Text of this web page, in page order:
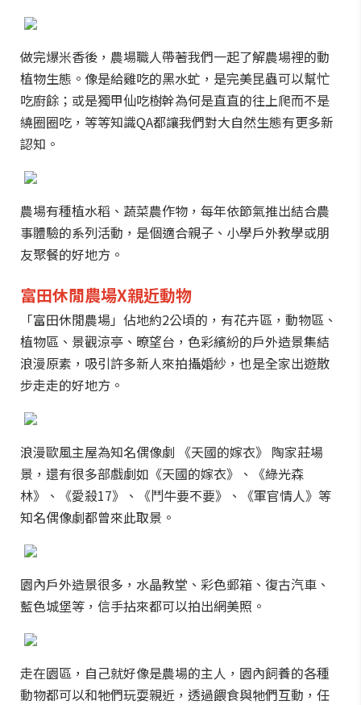
做完爆米香後，農場職人帶著我們一起了解農場裡的動
植物生態。像是給雞吃的黑水虻，是完美昆蟲可以幫忙
吃廚餘；或是獨甲仙吃樹幹為何是直直的往上爬而不是
繞圈圈吃，等等知識QA都讓我們對大自然生態有更多新
認知。
農場有種植水稻、蔬菜農作物，每年依節氣推出結合農
事體驗的系列活動，是個適合親子、小學戶外教學或朋
友聚餐的好地方。
富田休閒農場X親近動物
「富田休閒農場」佔地約2公頃的，有花卉區，動物區、
植物區、景觀涼亭、暸望台，色彩繽紛的戶外造景集結
浪漫原素，吸引許多新人來拍攝婚紗，也是全家出遊散
步走走的好地方。
浪漫歐風主屋為知名偶像劇 《天國的嫁衣》 陶家莊場
景，還有很多部戲劇如《天國的嫁衣》、《綠光森
林》、《愛殺17》、《鬥牛要不要》、《軍官情人》等
知名偶像劇都曾來此取景。
園內戶外造景很多，水晶教堂、彩色郵箱、復古汽車、
藍色城堡等，信手拈來都可以拍出網美照。
走在園區，自己就好像是農場的主人，園內飼養的各種
動物都可以和牠們玩耍親近，透過餵食與牠們互動，任